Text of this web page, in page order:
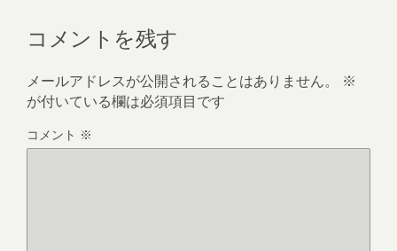
コメントを残す
メールアドレスが公開されることはありません。
※
が付いている欄は必須項目です
コメント ※